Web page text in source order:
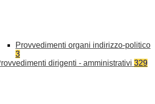
Provvedimenti organi indirizzo-politico
3
dirigenti - amministrativi 329